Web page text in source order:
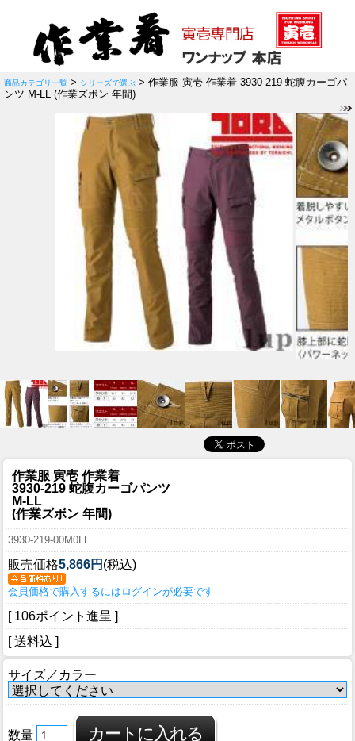
商品カテゴリ一覧 > シリーズで選ぶ > 作業服 寅壱 作業着 3930-219 蛇腹カーゴパ
ンツ M-LL (作業ズボン 年間)
作業服 寅壱 作業着
3930-219 蛇腹カーゴパンツ
M-LL
(作業ズボン 年間)
3930-219-00M0LL
販売価格5,866円 (税込)
会員価格で購入するにはログインが必要です
[ 106ポイント進呈 ]
[ 送料込 ]
サイズ／カラー
数量